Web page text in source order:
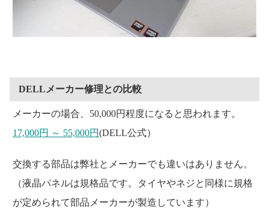
DELLメーカー修理との比較
メーカーの場合、50,000円程度になると思われます。
17,000円 ～ 55,000円(DELL公式）
交換する部品は弊社とメーカーでも違いはありません。
（液晶パネルは規格品です。タイヤやネジと同様に規格
が定められて部品メーカーが製造しています）